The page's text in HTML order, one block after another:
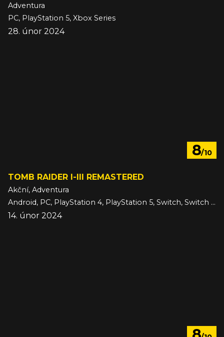
Adventura
PC, PlayStation 5, Xbox Series
28. únor 2024
8/10
TOMB RAIDER I-III REMASTERED
Akční, Adventura
Android, PC, PlayStation 4, PlayStation 5, Switch, Switch 2, Xbox One, Xbox Series, iOS
14. únor 2024